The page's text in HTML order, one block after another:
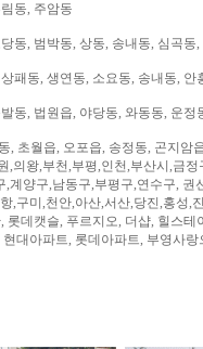
동, 주암동
동, 범박동, 상동, 송내동, 심곡동,
패동, 생연동, 소요동, 송내동,
동, 법원읍, 야당동, 와동동, 운정
, 초월읍, 오포읍, 송정동, 곤지암
,의왕,부천,부평,인천,부산시,금
계양구,남동구,부평구,연수구,
,구미,천안,아산,서산,당진,홍성,
롯데캣슬, 푸르지오, 더샵, 힐스
대아파트, 롯데아파트, 부영사랑